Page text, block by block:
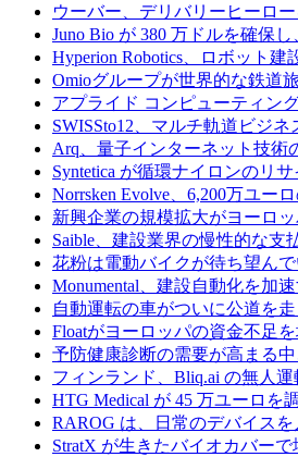
ウーバー、デリバリーヒーロ
Juno Bio が 380 万ドルを確保
Hyperion Robotics、ロボット
Omioグループが世界的な鉄道
アプライド コンピューティン
SWISSto12、マルチ軌道ビジ
Arq、量子インターネット技術
Syntetica が循環ナイロンのリ
Norrsken Evolve、6,200万ユー
新興企業の規模拡大がヨーロ
Saible、建設業界の慢性的な支
花粉は電動バイクが待ち望ん
Monumental、建設自動化を加
自動運転の車がついに公道を
Floatがヨーロッパの資金不足
予防健康診断の需要が高まる
フィンランド、Bliq.ai の無人
HTG Medical が 45 万ユーロを
RAROG は、日常のデバイス
StratX が生きたバイオカバー